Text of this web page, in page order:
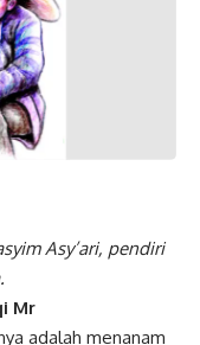
Asy’ari, pendiri
Mr
adalah menanam